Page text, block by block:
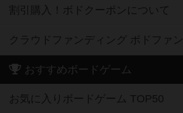
割引購入！ボドクーポンについて
クラウドファンディング ボドファン
おすすめボードゲーム
お気に入りボードゲーム TOP50